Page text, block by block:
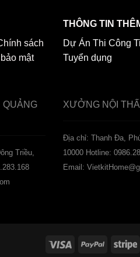
sách
mật
THÔNG TIN
Dự Án Thi Công
Tuyển dụng
QUẢNG
Triều,
XƯỞNG NỘI
️Địa chỉ: Thanh Đa,
10000 Hotline:
Email: